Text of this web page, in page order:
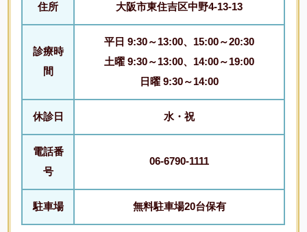
住所 大阪市東住吉区中野4-13-13
診療時
間
平日 9:30～13:00、15:00～20:30
土曜 9:30～13:00、14:00～19:00
日曜 9:30～14:00
休診日 水・祝
電話番
号
06-6790-1111
駐車場 無料駐車場20台保有